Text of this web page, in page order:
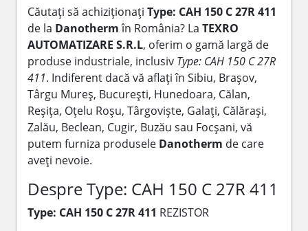
Căutați să achiziționați Type: CAH 150 C 27R 411
de la Danothermîn România? La TEXRO
AUTOMATIZARE S.R.L, oferim o gamă largă de
produse industriale, inclusiv Type: CAH 150 C 27R
411. Indiferent dacă vă aflați în Sibiu, Brașov,
Târgu Mureș, București, Hunedoara, Călan,
Reșița, Oțelu Roșu, Târgoviște, Galați, Călărași,
Zalău, Beclean, Cugir, Buzău sau Focșani, vă
putem furniza produsele Danotherm de care
aveți nevoie.
Despre Type: CAH 150 C 27R 411
Type: CAH 150 C 27R 411 REZISTOR